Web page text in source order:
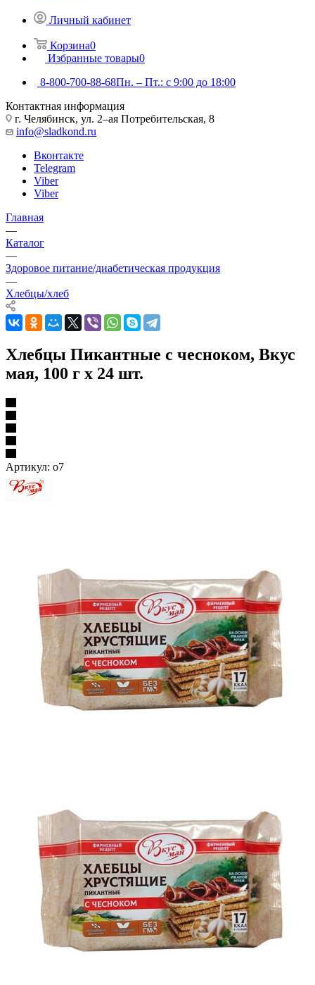
Личный кабинет
Корзина0
Избранные товары0
8-800-700-88-68Пн. – Пт.: с 9:00 до 18:00
Контактная информация
г. Челябинск, ул. 2–ая Потребительская, 8
info@sladkond.ru
Вконтакте
Telegram
Viber
Viber
Главная
—
Каталог
—
Здоровое питание/диабетическая продукция
—
Хлебцы/хлеб
Хлебцы Пикантные с чесноком, Вкус
мая, 100 г х 24 шт.
Артикул: о7